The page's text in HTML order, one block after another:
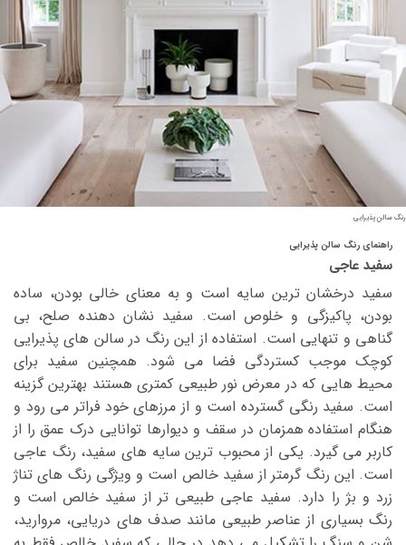
رنگ سالن پذیرایی
راهنمای رنگ سالن پذیرایی
سفید عاجی
سفید درخشان ترین سایه است و به معنای خالی بودن، ساده
بودن، پاکیزگی و خلوص است. سفید نشان دهنده صلح، بی
گناهی و تنهایی است. استفاده از این رنگ در سالن های پذیرایی
کوچک موجب کستردگی فضا می شود. همچنین سفید برای
محیط هایی که در معرض نور طبیعی کمتری هستند بهترین گزینه
است. سفید رنگی گسترده است و از مرزهای خود فراتر می رود و
هنگام استفاده همزمان در سقف و دیوارها توانایی درک عمق را از
کاربر می گیرد. یکی از محبوب ترین سایه های سفید، رنگ عاجی
است. این رنگ گرمتر از سفید خالص است و ویژگی رنگ های تناژ
زرد و بژ را دارد. سفید عاجی طبیعی تر از سفید خالص است و
رنگ بسیاری از عناصر طبیعی مانند صدف های دریایی، مروارید،